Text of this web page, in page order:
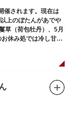
催されます。現在は
上のぼたんがあでや
草（荷包牡丹）、5月
お休み処では冷し甘
しています。東京都
くり鑑賞できます。